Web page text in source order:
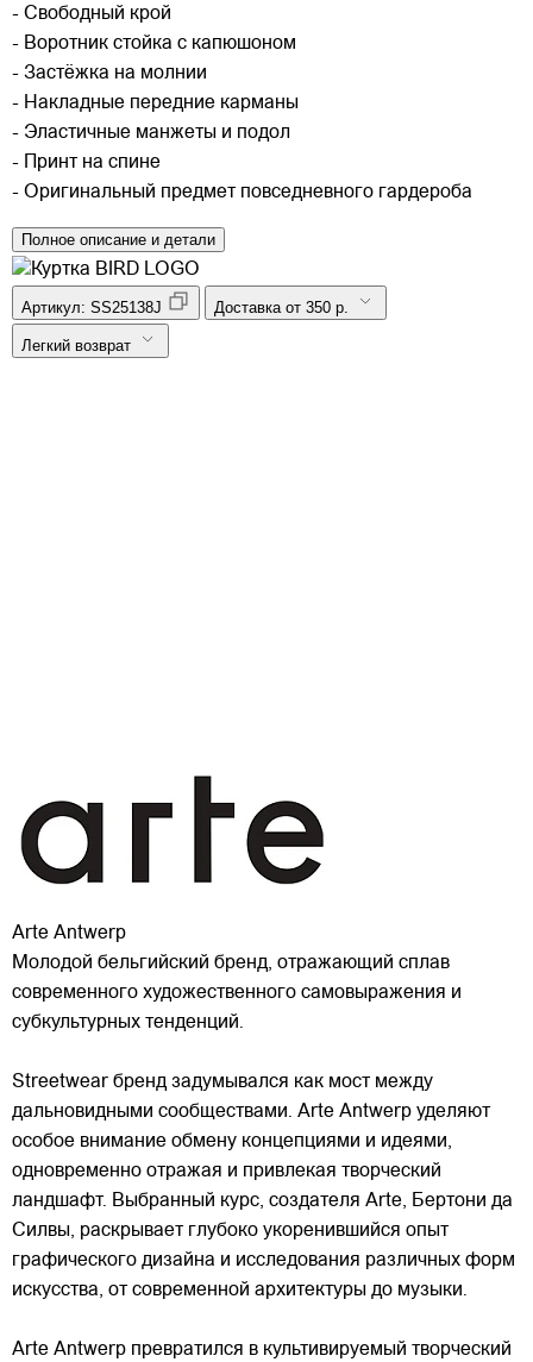
- Свободный крой
- Воротник стойка с капюшоном
- Застёжка на молнии
- Накладные передние карманы
- Эластичные манжеты и подол
- Принт на спине
- Оригинальный предмет повседневного гардероба
Полное описание и детали
Артикул: SS25138J Доставка от 350 р.
Легкий возврат
Arte Antwerp
Молодой бельгийский бренд, отражающий сплав
современного художественного самовыражения и
субкультурных тенденций.
Streetwear бренд задумывался как мост между
дальновидными сообществами. Arte Antwerp уделяют
особое внимание обмену концепциями и идеями,
одновременно отражая и привлекая творческий
ландшафт. Выбранный курс, создателя Arte, Бертони да
Силвы, раскрывает глубоко укоренившийся опыт
графического дизайна и исследования различных форм
искусства, от современной архитектуры до музыки.
Arte Antwerp превратился в культивируемый творческий